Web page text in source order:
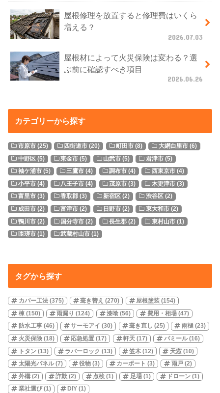
屋根修理を放置すると修理費はいくら
増える？
2026.07.03
屋根材によって火災保険は変わる？選
ぶ前に確認すべき項目
2026.06.26
カテゴリーから探す
市原市(25) 四街道市 (20) 町田市 (8) 大網白里市(6)
中野区(5) 東金市 (5) 山武市 (5) 君津市(5)
袖ケ浦市(5) 三鷹市 (4) 調布市 (4) 西東京市(4)
小平市(4) 八王子市 (4) 茂原市 (3) 木更津市(3)
富里市(3) 香取郡 (3) 新宿区 (2) 渋谷区(2)
成田市(2) 富津市 (2) 日野市 (2) 東大和市(2)
鴨川市(2) 国分寺市 (2) 長生郡 (2) 東村山市(1)
匝瑳市(1) 武蔵村山市 (1)
タグから探す
カバー工法(375) 葺き替え (270) 屋根塗装 (154)
棟(150) 雨漏り (124) 漆喰 (56) 費用・相場(47)
防水工事(46) サーモアイ (30) 葺き直し (25) 雨樋(23)
火災保険(18) 応急処置 (17) 軒天 (17) パミール(16)
トタン(13) ラバーロック (13) 笠木 (12) 天窓(10)
太陽光パネル(7) 役物 (3) カーポート (3) 雨戸(2)
外構(2) 詐欺 (2) 点検 (1) 足場(1) ドローン (1)
業社選び(1) DIY (1)